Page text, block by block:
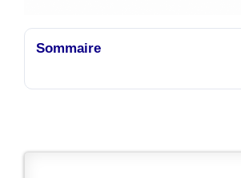
Sommaire